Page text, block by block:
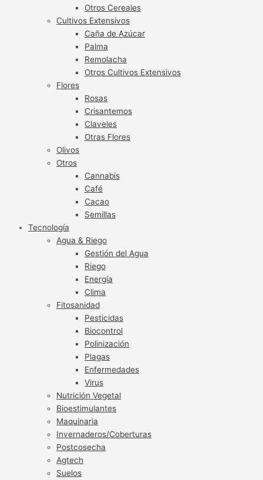
Otros Cereales
Cultivos Extensivos
Caña de Azúcar
Palma
Remolacha
Otros Cultivos Extensivos
Flores
Rosas
Crisantemos
Claveles
Otras Flores
Olivos
Otros
Cannabis
Café
Cacao
Semillas
Tecnología
Agua & Riego
Gestión del Agua
Riego
Energía
Clima
Fitosanidad
Pesticidas
Biocontrol
Polinización
Plagas
Enfermedades
Virus
Nutrición Vegetal
Bioestimulantes
Maquinaria
Invernaderos/Coberturas
Postcosecha
Agtech
Suelos